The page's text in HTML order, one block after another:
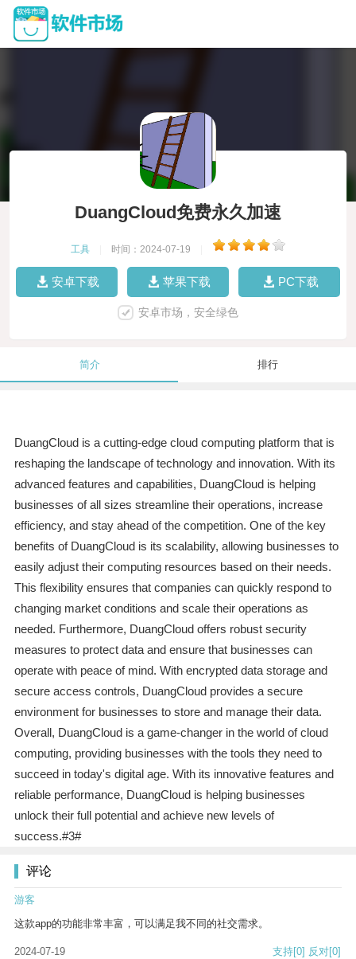
DuangCloud免费永久加速
工具 时间：2024-07-19
安卓下载 苹果下载 PC下载
安卓市场，安全绿色
简介 排行
DuangCloud is a cutting-edge cloud computing platform that is
reshaping the landscape of technology and innovation. With its
advanced features and capabilities, DuangCloud is helping
businesses of all sizes streamline their operations, increase
efficiency, and stay ahead of the competition. One of the key
benefits of DuangCloud is its scalability, allowing businesses to
easily adjust their computing resources based on their needs.
This flexibility ensures that companies can quickly respond to
changing market conditions and scale their operations as
needed. Furthermore, DuangCloud offers robust security
measures to protect data and ensure that businesses can
operate with peace of mind. With encrypted data storage and
secure access controls, DuangCloud provides a secure
environment for businesses to store and manage their data.
Overall, DuangCloud is a game-changer in the world of cloud
computing, providing businesses with the tools they need to
succeed in today's digital age. With its innovative features and
reliable performance, DuangCloud is helping businesses
unlock their full potential and achieve new levels of
success.#3#
评论
游客
这款app的功能非常丰富，可以满足我不同的社交需求。
2024-07-19 支持[0] 反对[0]